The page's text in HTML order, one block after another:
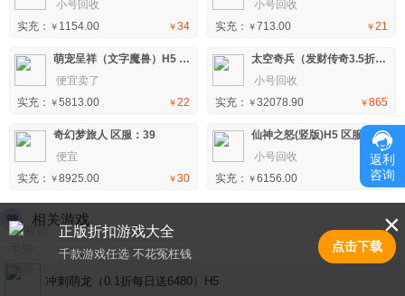
小号回收
￥34
实充： ￥ 1154.00
小号回收
￥21
实充： ￥713.00
萌宠呈祥（文字魔兽）H5 区服：1
便宜卖了
￥22
实充： ￥5813.00
太空奇兵（发财传奇3.5折）手游 区服：4
小号回收
￥865
实充： ￥32078.90
奇幻梦旅人 区服：39
便宜
￥30
实充： ￥8925.00
仙神之怒(竖版)H5 区服：58
小号回收
￥ 147
实充： ￥6156.00
相关游戏
冲刺萌龙（0.1折每日送6480）H5
×
正版折扣游戏大全
千款游戏任选 不花冤枉钱
点击下载
返利
咨询